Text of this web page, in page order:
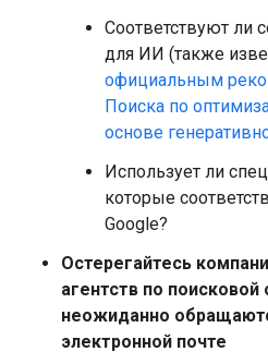
Соответствуют ли
для ИИ (также
официальным
Поиска по
основе
Использует ли
которые
Google?
Остерегайтесь
агентств по
неожиданно
электронной почте